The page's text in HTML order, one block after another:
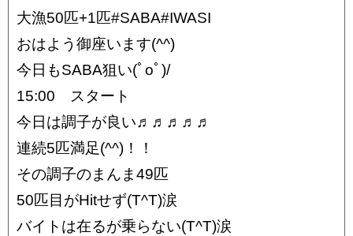
大漁50匹+1匹#SABA#IWASI
おはよう御座います(^^)
今日もSABA狙い(ﾟoﾟ)/
15:00 スタート
今日は調子が良い♬♬♬♬♬
連続5匹満足(^^)！！
その調子のまんま49匹
50匹目がHitせず(T^T)涙
バイトは在るが乗らない(T^T)涙